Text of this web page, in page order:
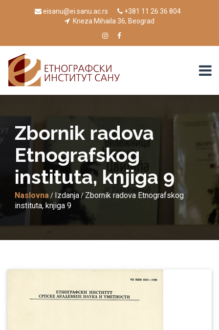
eisanu@ei.sanu.ac.rs
+381 11 26 36 804
Kneza Mihaila 36, Beograd
Zbornik radova
Etnografskog
instituta, knjiga 9
Naslovna/ Izdanja/Zbornik radova Etnografskog
instituta, knjiga 9